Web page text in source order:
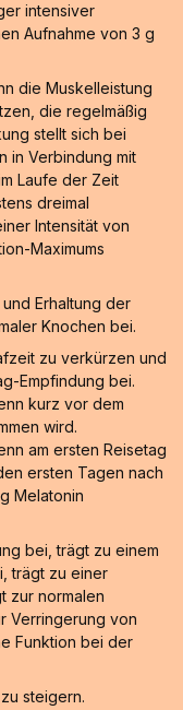
intensiver
Aufnahme von 3 g
die Muskelleistung
die regelmäßig
stellt sich bei
in Verbindung mit
Laufe der Zeit
dreimal
Intensität von
Maximums
Erhaltung der
Knochen bei.
zu verkürzen und
Empfindung bei.
kurz vor dem
wird.
am ersten Reisetag
ersten Tagen nach
Melatonin
bei, trägt zu einem
trägt zu einer
zur normalen
Verringerung von
Funktion bei der
steigern.